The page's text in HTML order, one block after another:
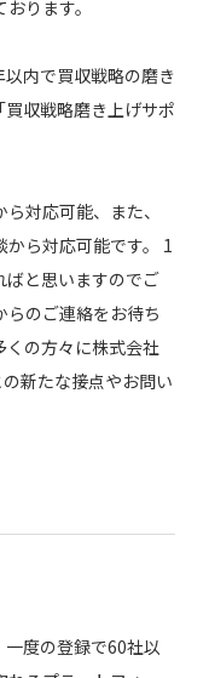
ります。
内で買収戦略の磨き
収戦略磨き上げサポ
対応可能、また、
ら対応可能です。 1
ばと思いますのでご
らのご連絡をお待ち
くの方々に株式会社
新たな接点やお問い
度の登録で60社以